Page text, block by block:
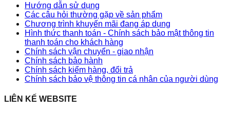
Hướng dẫn sử dụng
Các câu hỏi thường gặp về sản phẩm
Chương trình khuyến mãi đang áp dụng
Hình thức thanh toán - Chính sách bảo mật thông tin
thanh toán cho khách hàng
Chính sách vận chuyển - giao nhận
Chính sách bảo hành
Chính sách kiểm hàng, đổi trả
Chính sách bảo vệ thông tin cá nhân của người dùng
LIÊN KẾ WEBSITE